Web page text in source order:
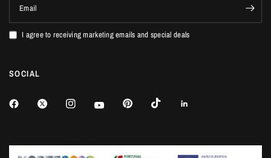
Email
I agree to receiving marketing emails and special deals
SOCIAL